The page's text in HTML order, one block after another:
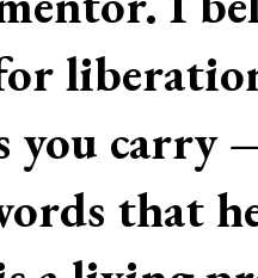
you carry
that